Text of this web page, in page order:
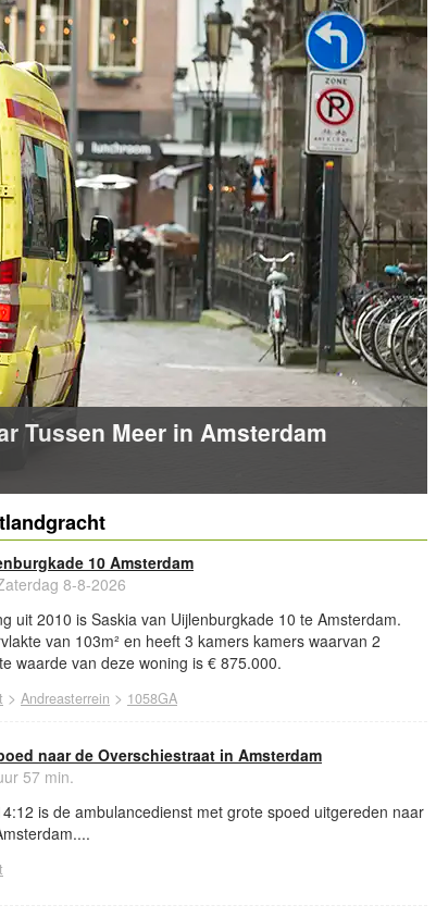
Tussen Meer in Amsterdam
10 Amsterdam
8-8-2026
uit 2010 is Saskia van Uijlenburgkade 10 te Amsterdam.
van 103m² en heeft 3 kamers kamers waarvan 2
waarde van deze woning is € 875.000.
> Andreasterrein > 1058GA
naar de Overschiestraat in Amsterdam
57 min.
is de ambulancedienst met grote spoed uitgereden naar